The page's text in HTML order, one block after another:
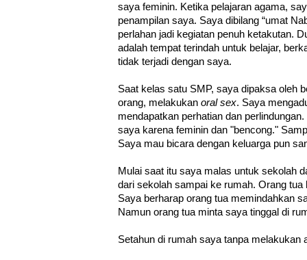
saya feminin. Ketika pelajaran agama,
penampilan saya. Saya dibilang “umat
perlahan jadi kegiatan penuh ketakutan.
adalah tempat terindah untuk belajar,
tidak terjadi dengan saya.
Saat kelas satu SMP, saya dipaksa oleh
orang, melakukan oral sex. Saya
mendapatkan perhatian dan
saya karena feminin dan "bencong."
Saya mau bicara dengan keluarga pun
Mulai saat itu saya malas untuk sekolah
dari sekolah sampai ke rumah. Orang
Saya berharap orang tua memindahkan
Namun orang tua minta saya tinggal di
Setahun di rumah saya tanpa melakukan